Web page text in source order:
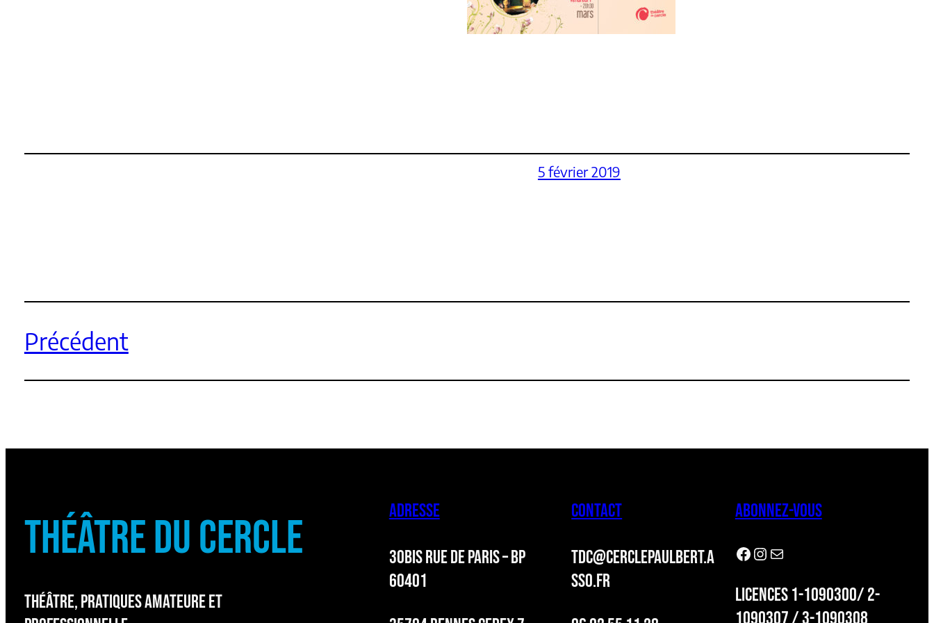
5 février 2019
Précédent
THÉÂTRE DU CERCLE
THÉÂTRE, PRATIQUES AMATEURE ET
ADRESSE
30BIS RUE DE PARIS – BP
60401
CONTACT
TDC@CERCLEPAULBERT.A
SSO.FR
ABONNEZ-VOUS
Facebook Instagram Newsletter
LICENCES 1-1090300/ 2-